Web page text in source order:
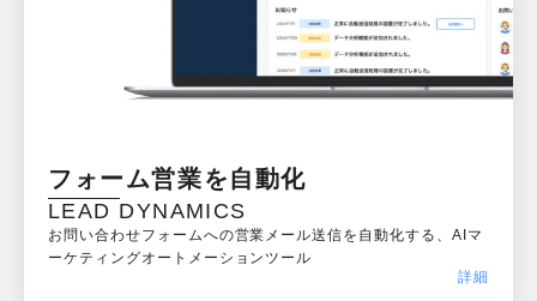
フォーム営業を自動化
LEAD DYNAMICS
お問い合わせフォームへの営業メール送信を自動化する、AIマ
ーケティングオートメーションツール
詳細